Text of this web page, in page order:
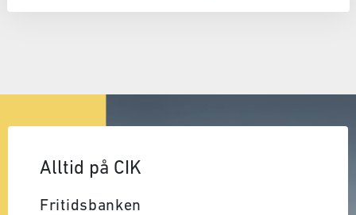
Alltid på CIK
Fritidsbanken